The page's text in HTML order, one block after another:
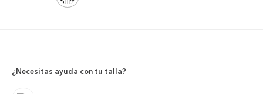
¿Necesitas ayuda con tu talla?